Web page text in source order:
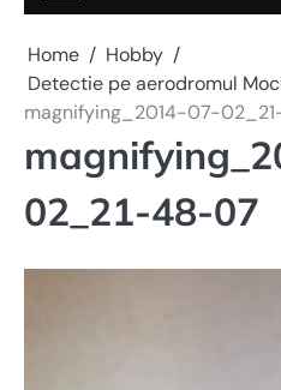
Home
Hobby
Detectie pe aerodromul
magnifying_2014-07-
02_21-48-07